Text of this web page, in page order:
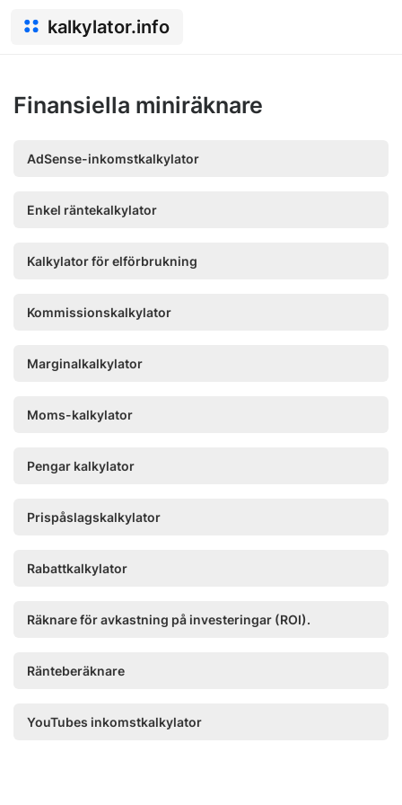
kalkylator.info
Finansiella miniräknare
AdSense-inkomstkalkylator
Enkel räntekalkylator
Kalkylator för elförbrukning
Kommissionskalkylator
Marginalkalkylator
Moms-kalkylator
Pengar kalkylator
Prispåslagskalkylator
Rabattkalkylator
Räknare för avkastning på investeringar (ROI).
Ränteberäknare
YouTubes inkomstkalkylator